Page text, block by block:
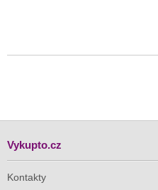
Vykupto.cz
Kontakty